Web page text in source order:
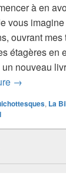
à en
vous imagine
ouvrant
étagères en
nouveau
Quichotte (12)
→
, La